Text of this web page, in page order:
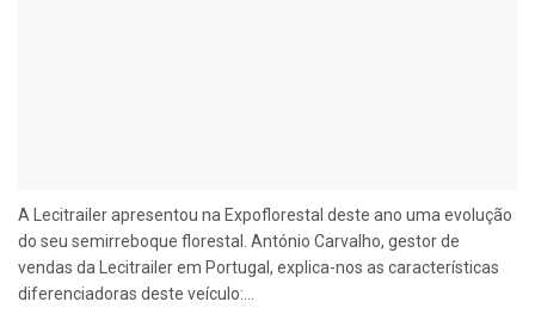
A Lecitrailer apresentou na Expoflorestal deste ano uma evolução
do seu semirreboque florestal. António Carvalho, gestor de
vendas da Lecitrailer em Portugal, explica-nos as características
diferenciadoras deste veículo:...